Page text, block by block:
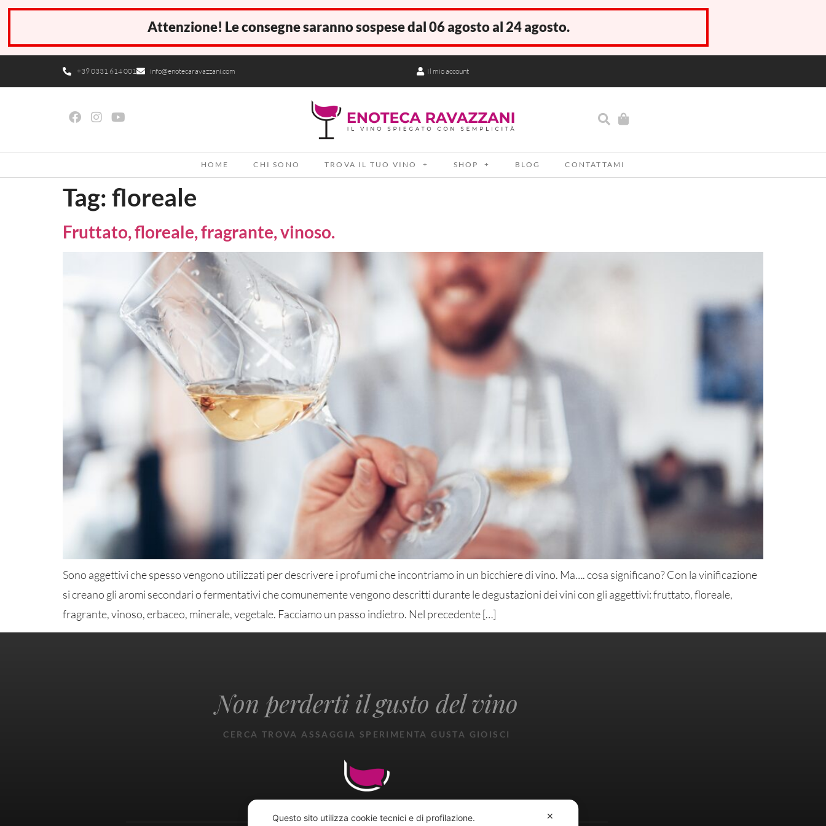
Attenzione! Le consegne saranno sospese dal 06 agosto al 24 agosto.
+39 0331 614 001 info@enotecaravazzani.com Il mio account
HOME CHI SONO TROVA IL TUO VINO SHOP BLOG CONTATTAMI
Tag: floreale
Fruttato, floreale, fragrante, vinoso.
Sono aggettivi che spesso vengono utilizzati per descrivere i profumi che incontriamo in un bicchiere di vino. Ma…. cosa significano? Con la vinificazione
si creano gli aromi secondari o fermentativi che comunemente vengono descritti durante le degustazioni dei vini con gli aggettivi: fruttato, floreale,
fragrante, vinoso, erbaceo, minerale, vegetale. Facciamo un passo indietro. Nel precedente […]
Non perderti il gusto del vino
CERCA TROVA ASSAGGIA SPERIMENTA GUSTA GIOISCI
✕
Questo sito utilizza cookie tecnici e di profilazione.